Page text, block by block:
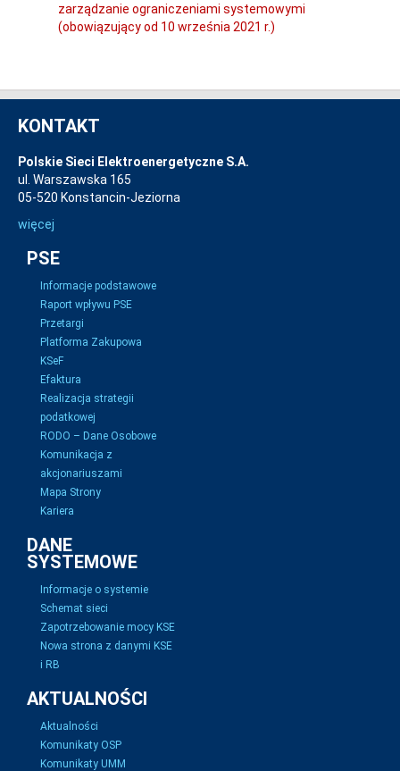
zarządzanie ograniczeniami systemowymi
(obowiązujący od 10 września 2021 r.)
KONTAKT
Polskie Sieci Elektroenergetyczne S.A.
ul. Warszawska 165
05-520 Konstancin-Jeziorna
więcej
PSE
Informacje podstawowe
Raport wpływu PSE
Przetargi
Platforma Zakupowa
KSeF
Efaktura
Realizacja strategii
podatkowej
RODO – Dane Osobowe
Komunikacja z
akcjonariuszami
Mapa Strony
Kariera
DANE
SYSTEMOWE
Informacje o systemie
Schemat sieci
Zapotrzebowanie mocy KSE
Nowa strona z danymi KSE
i RB
AKTUALNOŚCI
Aktualności
Komunikaty OSP
Komunikaty UMM